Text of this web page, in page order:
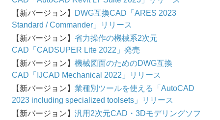
【新バージョン】
DWG互換CAD「ARES 2023
Standard / Commander」リリース
【新バージョン】 省力操作の機械系2次元
CAD「CADSUPER Lite 2022」発売
【新バージョン】 機械図面のためのDWG互換
CAD「IJCAD Mechanical 2022」リリース
【新バージョン】 業種別ツールを使える「AutoCAD
2023 including specialized toolsets」リリース
【新バージョン】 汎用2次元CAD・3Dモデリングソフ